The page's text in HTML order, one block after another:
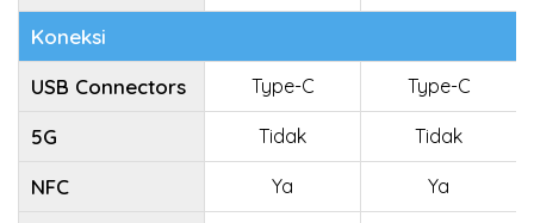
Koneksi
USB Connectors
Type-C Type-C
5G Tidak Tidak
NFC Ya Ya